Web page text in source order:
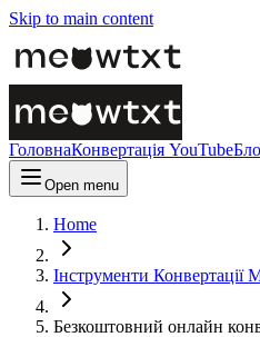
Skip to main content
ГоловнаКонвертація YouTube
Open menu
Home
Інструменти Конвертації
Безкоштовний онлайн